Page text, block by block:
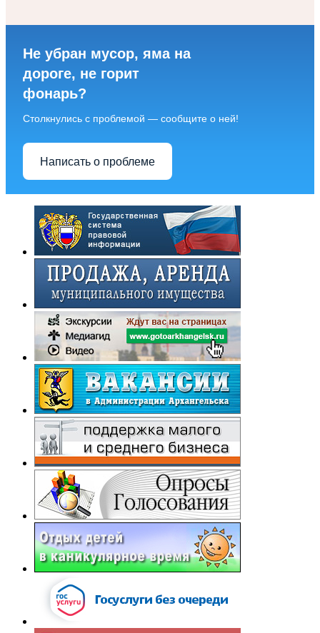
Не убран мусор, яма на
дороге, не горит
фонарь?
Столкнулись с проблемой — сообщите о ней!
Написать о проблеме